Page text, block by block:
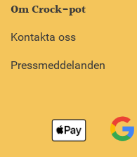
Om Crock-pot
Kontakta oss
Pressmeddelanden